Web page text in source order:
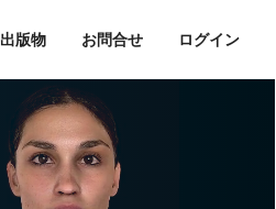
出版物 お問合せ ログイン